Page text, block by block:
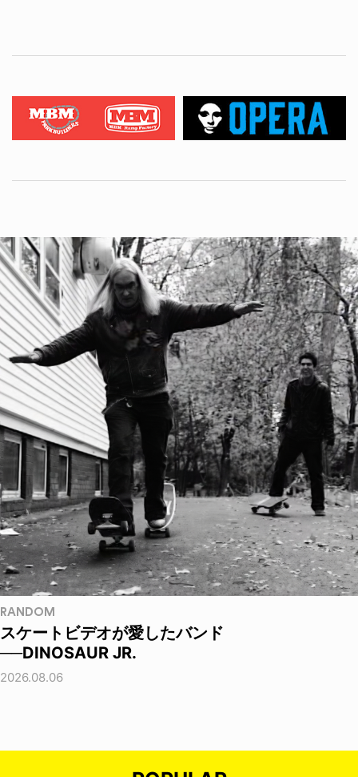
RANDOM
スケートビデオが愛したバンド
──DINOSAUR JR.
2026.08.06